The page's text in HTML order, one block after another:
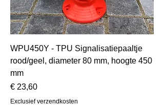
WPU450Y - TPU Signalisatiepaaltje
rood/geel, diameter 80 mm, hoogte 450
mm
Prijs
€ 23,60
Exclusief verzendkosten